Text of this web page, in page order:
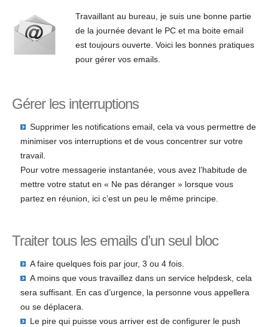
Travaillant au bureau, je suis une bonne partie
de la journée devant le PC et ma boite email
est toujours ouverte. Voici les bonnes pratiques
pour gérer vos emails.
Gérer les interruptions
Supprimer les notifications email, cela va vous permettre de
minimiser vos interruptions et de vous concentrer sur votre
travail.
Pour votre messagerie instantanée, vous avez l’habitude de
mettre votre statut en « Ne pas déranger » lorsque vous
partez en réunion, ici c’est un peu le même principe.
Traiter tous les emails d’un seul bloc
A faire quelques fois par jour, 3 ou 4 fois.
A moins que vous travaillez dans un service helpdesk, cela
sera suffisant. En cas d’urgence, la personne vous appellera
ou se déplacera.
Le pire qui puisse vous arriver est de configurer le push